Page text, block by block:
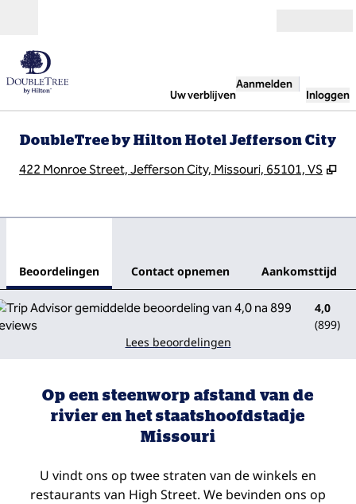
Uw verblijven
Aanmelden
Inloggen
DoubleTree by Hilton Hotel Jefferson City
422 Monroe Street, Jefferson City, Missouri, 65101, VS ,
Beoordelingen Contact opnemen Aankomsttijd
4,0
(899)
Lees beoordelingen
Op een steenworp afstand van de
rivier en het staatshoofdstadje
Missouri
U vindt ons op twee straten van de winkels en
restaurants van High Street. We bevinden ons op